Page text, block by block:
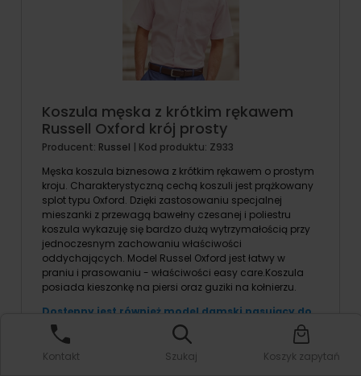
Koszula męska z krótkim rękawem
Russell Oxford krój prosty
Producent: Russel | Kod produktu: Z933
Męska koszula biznesowa z krótkim rękawem o prostym
kroju. Charakterystyczną cechą koszuli jest prążkowany
splot typu Oxford. Dzięki zastosowaniu specjalnej
mieszanki z przewagą bawełny czesanej i poliestru
koszula wykazuję się bardzo dużą wytrzymałością przy
jednoczesnym zachowaniu właściwości
oddychających. Model Russel Oxford jest łatwy w
praniu i prasowaniu - właściwości easy care.Koszula
posiada kieszonkę na piersi oraz guziki na kołnierzu.
Dostępny jest również model damski pasujący do
pary:
Koszula damska dopasowana z krótkim
rękawem Russel Oxford
Krój: Prosty
Kontakt Szukaj Koszyk zapytań